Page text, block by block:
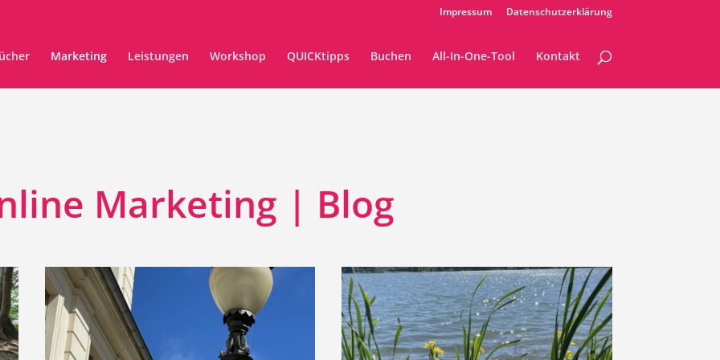
Impressum Datenschutzerklärung
Marketing Leistungen Workshop QUICKtipps Buchen All-In-One-Tool Kontakt
Marketing | Blog